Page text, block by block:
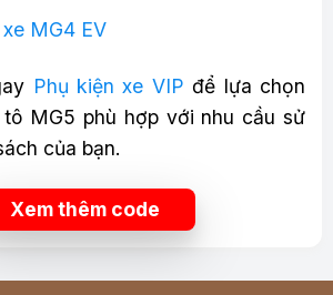
MG4 EV
Phụ kiện xe VIP để lựa chọn
MG5 phù hợp với nhu cầu sử
của bạn.
Xem thêm code